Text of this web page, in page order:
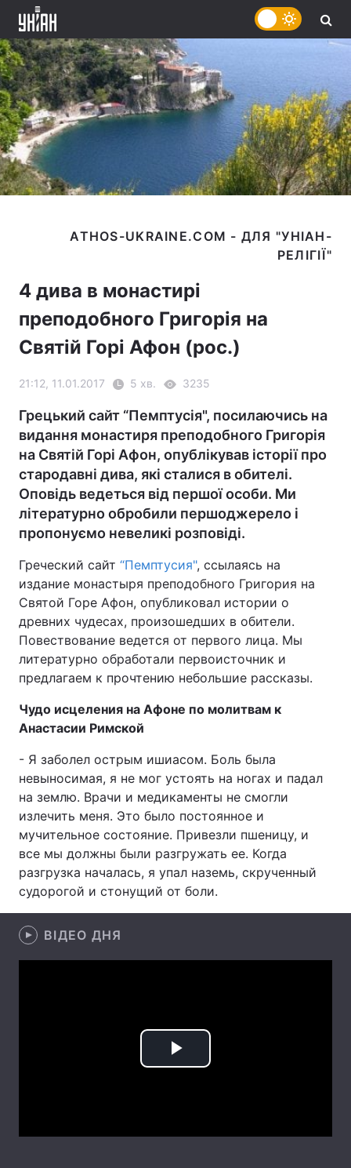
Україна Політика
Економіка Світ
Спорт Наука
Зброя
ATHOS-UKRAINE.COM - ДЛЯ "УНІАН-
4 дива в монастирі
преподобного Григорія на
Святій Горі Афон (рос.)
21:12, 11.01.2017 5 хв. 3235
Грецький сайт “Пемптусія", посилаючись на
видання монастиря преподобного Григорія
на Святій Горі Афон, опублікував історії про
стародавні дива, які сталися в обителі.
Оповідь ведеться від першої особи. Ми
літературно обробили першоджерело і
пропонуємо невеликі розповіді.
Греческий сайт “Пемптусия", ссылаясь на
издание монастыря преподобного Григория на
Святой Горе Афон, опубликовал истории о
древних чудесах, произошедших в обители.
Повествование ведется от первого лица. Мы
литературно обработали первоисточник и
предлагаем к прочтению небольшие рассказы.
Чудо исцеления на Афоне по молитвам к
Анастасии Римской
- Я заболел острым ишиасом. Боль была
невыносимая, я не мог устоять на ногах и падал
на землю. Врачи и медикаменты не смогли
излечить меня. Это было постоянное и
мучительное состояние. Привезли пшеницу, и
все мы должны были разгружать ее. Когда
разгрузка началась, я упал наземь, скрученный
судорогой и стонущий от боли.
ВІДЕО ДНЯ
Play